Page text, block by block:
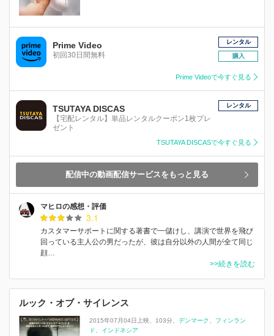
Prime Video
初回30日間無料
レンタル
購入
Prime Videoで今すぐ見る
TSUTAYA DISCAS
【宅配レンタル】単品レンタルクーポン1枚プレ
ゼント
レンタル
TSUTAYA DISCASで今すぐ見る
配信中の動画配信サービスをもっと見る
マヒロの感想・評価
3.1
カスタマーサポートに関する著書で一儲けし、講演で世界を飛び
回っている主人公の男だったが、彼は自分以外の人間が全て同じ
顔…
>>続きを読む
ルック・オブ・サイレンス
2015年07月04日上映 103分 デンマーク
フィンラン
ド
インドネシア